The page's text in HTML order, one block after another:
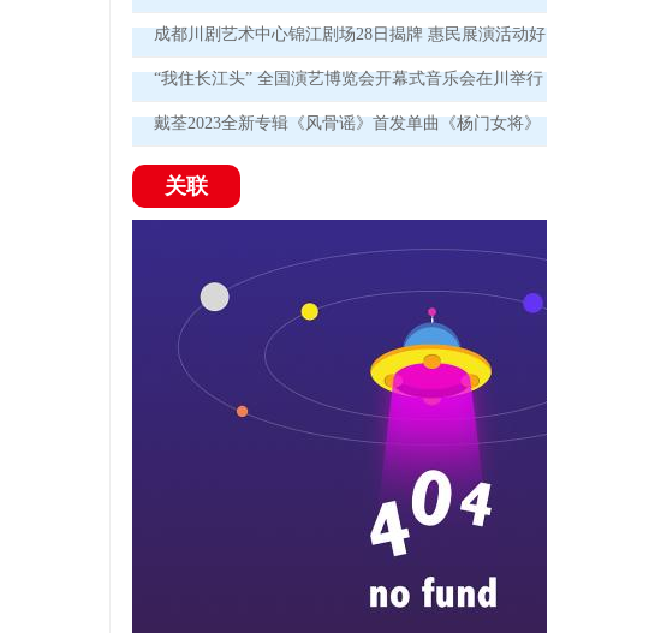
成都川剧艺术中心锦江剧场28日揭牌 惠民展演活动好
戏连台！
“我住长江头” 全国演艺博览会开幕式音乐会在川举行
戴荃2023全新专辑《风骨谣》首发单曲《杨门女将》
为时代英雄喝彩
关联